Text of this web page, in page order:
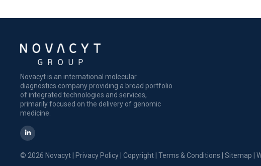
Novacyt is an international molecular
diagnostics company providing a broad portfolio
of integrated technologies and services,
primarily focused on the delivery of genomic
medicine.
© 2026 Novacyt | Privacy Policy Copyright Terms & Conditions Sitemap |